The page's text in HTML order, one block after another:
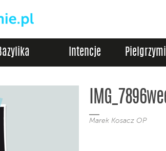
Intencje Pielgrzymi
Marek Kosacz OP